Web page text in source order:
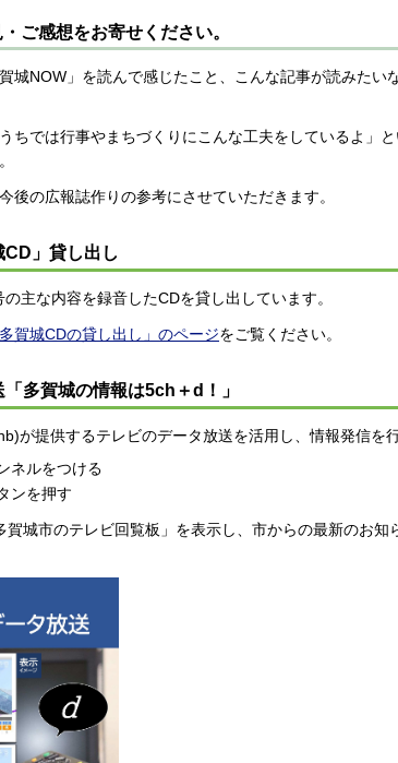
ご感想をお寄せください。
城NOW」を読んで感じたこと、こんな記事が読みたい
ちでは行事やまちづくりにこんな工夫をしているよ」
後の広報誌作りの参考にさせていただきます。
CD」貸し出し
の主な内容を録音したCDを貸し出しています。
多賀城CDの貸し出し」のページをご覧ください。
多賀城の情報は5ch＋d！」
が提供するテレビのデータ放送を活用し、情報発信を
ネルをつける
ンを押す
賀城市のテレビ回覧板」を表示し、市からの最新のお